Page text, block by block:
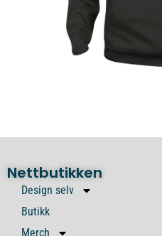
Nettbutikken
Design selv
Butikk
Merch